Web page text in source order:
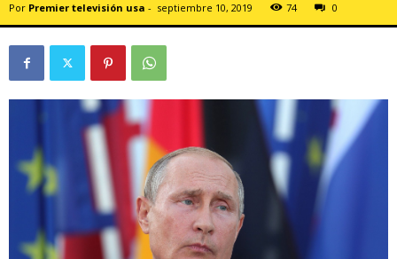
Por Premier televisión usa - septiembre 10, 2019 74 0